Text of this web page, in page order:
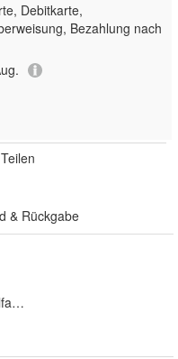
Debitkarte,
Bezahlung nach
& Rückgabe
GmbH